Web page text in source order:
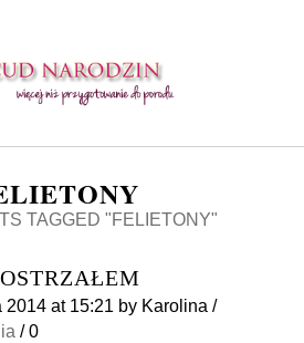
TAGGED "FELIETONY"
2014 at 15:21 by Karolina /
/0